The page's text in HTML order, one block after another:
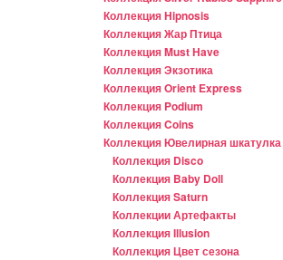
Коллекция Hipnosis
Коллекция Жар Птица
Коллекция Must Have
Коллекция Экзотика
Коллекция Orient Express
Коллекция Podium
Коллекция Coins
Коллекция Ювелирная шкатулка
Коллекция Disco
Коллекция Baby Doll
Коллекция Saturn
Коллекции Артефакты
Коллекция Illusion
Коллекция Цвет сезона